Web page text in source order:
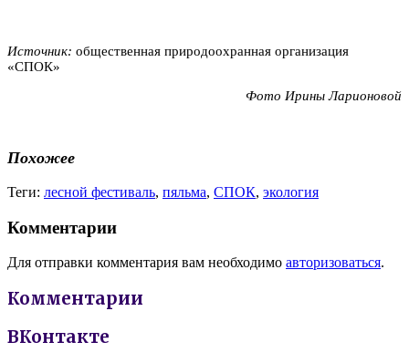
Источник: общественная природоохранная организация
«СПОК»
Фото Ирины Ларионовой
Похожее
Теги: лесной фестиваль, пяльма, СПОК, экология
Комментарии
Для отправки комментария вам необходимо авторизоваться.
Комментарии
ВКонтакте